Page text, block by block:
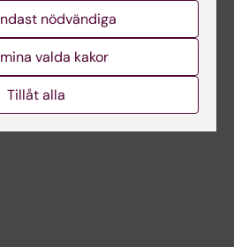
nödvändiga
valda kakor
Tillåt alla